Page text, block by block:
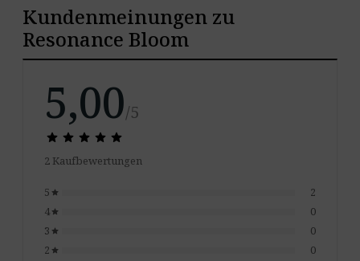
Kundenmeinungen zu
Resonance Bloom
5,00/5
star star star star star
star star star star star
2 Kaufbewertungen
5 star
2
4 star
0
3 star
0
2 star
0